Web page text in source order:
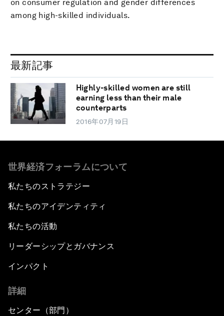
on consumer regulation and gender differences
among high-skilled individuals.
最新記事
Highly-skilled women are still
earning less than their male
counterparts
2016年07月19日
世界経済フォーラムについて
私たちのストラテジー
私たちのアイデンティティ
私たちの活動
リーダーシップとガバナンス
インパクト
詳細
センター（部門）